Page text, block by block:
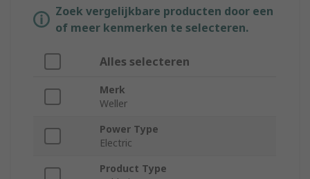
Zoek vergelijkbare producten door een
of meer kenmerken te selecteren.
Alles selecteren
Merk
Weller
Power Type
Electric
Product Type